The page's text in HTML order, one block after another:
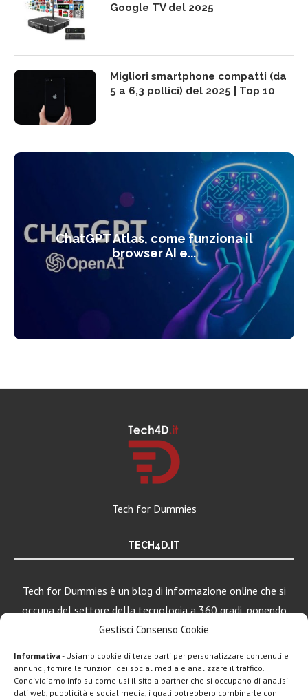
Gestisci Consenso Cookie
Informativa - Usiamo cookie di terze parti per personalizzare contenuti e
annunci, fornire le funzioni dei social media e analizzare il traffico.
Condividiamo info su come usi il sito a partner che si occupano di analisi
dati web, pubblicità e social media, i quali potrebbero combinarle con
Google TV del 2025
Migliori smartphone compatti (da
5 a 6,3 pollici) del 2025 | Top 10
ChatGPT Atlas, come funziona il
browser AI e...
Tech for Dummies
TECH4D.IT
Tech for Dummies è un blog di informazione online che si
occupa del settore della tecnologia a 360 gradi, ponendo
una particolare attenzione al mondo Android, Apple e
LEGGI ANCHE